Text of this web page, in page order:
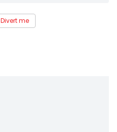
Divert me